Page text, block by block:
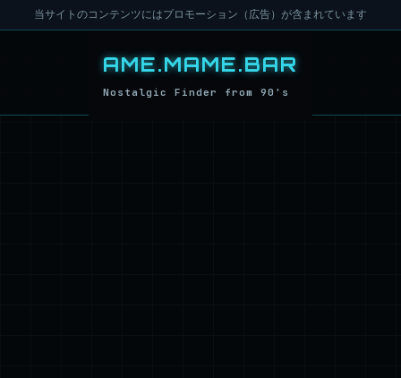
当サイトのコンテンツにはプロモーション（広告）が含まれています